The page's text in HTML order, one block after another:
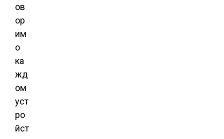
ов
ор
им
о
ка
жд
ом
уст
ро
йст